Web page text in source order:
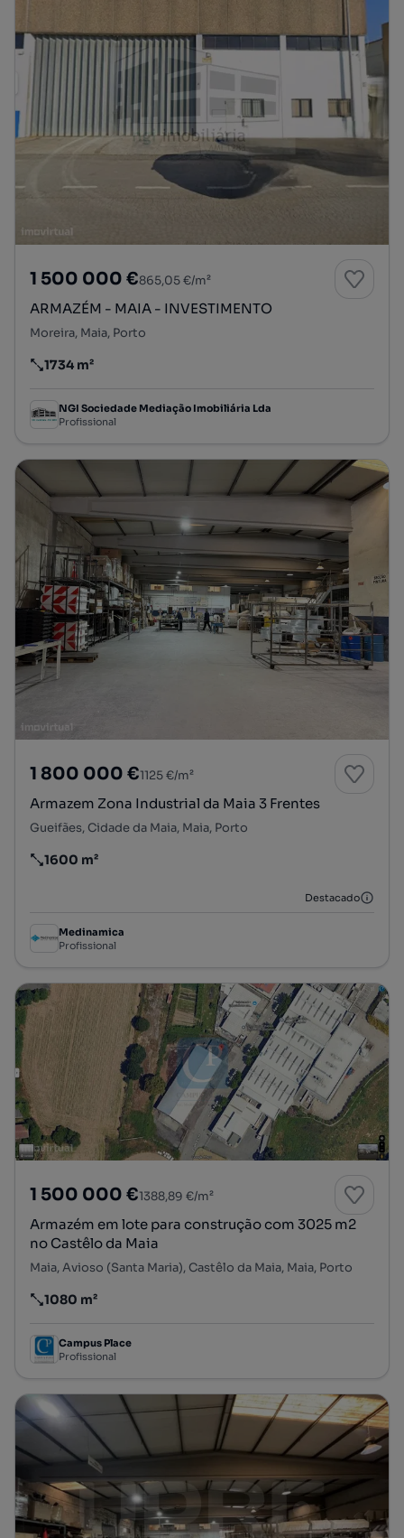
1 500 000 €865,05 €/m²
ARMAZÉM - MAIA - INVESTIMENTO
Moreira, Maia, Porto
Preço por metro quadrado
1734 m²
NGI Sociedade Mediação Imobiliária Lda
Profissional
1 800 000 €1125 €/m²
Armazem Zona Industrial da Maia 3 Frentes
Gueifães, Cidade da Maia, Maia, Porto
Preço por metro quadrado
1600 m²
Destacado
Medinamica
Profissional
1 500 000 €1388,89 €/m²
Armazém em lote para construção com 3025 m2
no Castêlo da Maia
Maia, Avioso (Santa Maria), Castêlo da Maia, Maia, Porto
Preço por metro quadrado
1080 m²
Campus Place
Profissional